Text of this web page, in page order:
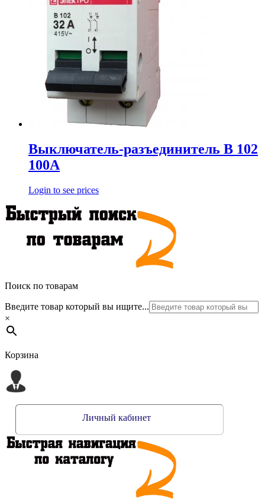
Выключатель-разъединитель В 102
100А
Login to see prices
Поиск по товарам
Введите товар который вы ищите...
×
Корзина
Личный кабинет